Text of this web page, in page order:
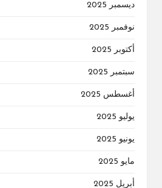
ديسمبر 2025
نوفمبر 2025
أكتوبر 2025
سبتمبر 2025
أغسطس 2025
يوليو 2025
يونيو 2025
مايو 2025
أبريل 2025